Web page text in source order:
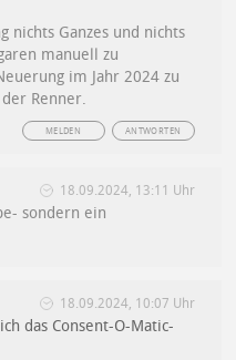
nichts Ganzes und nichts
manuell zu
im Jahr 2024 zu
Renner.
ANTWORTEN
MELDEN
18.09.2024, 13:11 Uhr
sondern ein
18.09.2024, 10:07 Uhr
das Consent-O-Matic-